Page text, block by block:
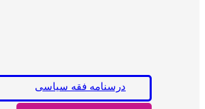
درسنامه فقه سیاسی